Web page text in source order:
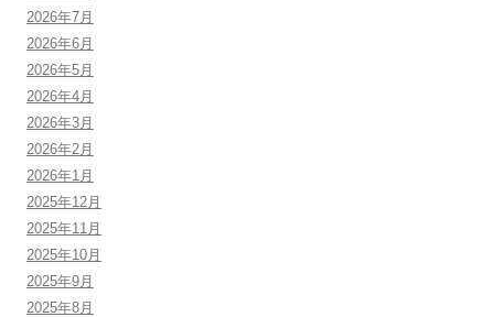
2026年7月
2026年6月
2026年5月
2026年4月
2026年3月
2026年2月
2026年1月
2025年12月
2025年11月
2025年10月
2025年9月
2025年8月